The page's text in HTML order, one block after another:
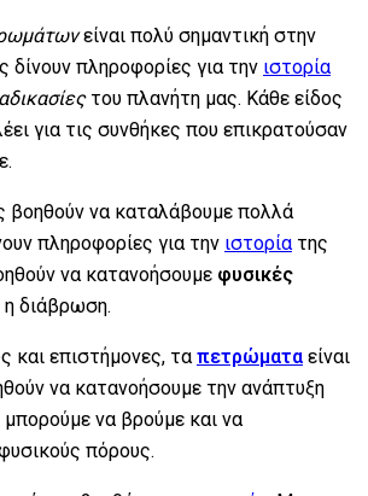
είναι πολύ σημαντική στην
δίνουν πληροφορίες για την ιστορία
του πλανήτη μας. Κάθε είδος
για τις συνθήκες που επικρατούσαν
βοηθούν να καταλάβουμε πολλά
πληροφορίες για την ιστορίατης
να κατανοήσουμε φυσικές
διάβρωση.
και επιστήμονες, ταπετρώματα είναι
να κατανοήσουμε την ανάπτυξη
να βρούμε και να
πόρους.